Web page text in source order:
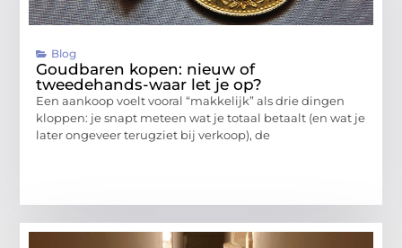
Blog
Goudbaren kopen: nieuw of
tweedehands-waar let je op?
Een aankoop voelt vooral “makkelijk” als drie dingen
kloppen: je snapt meteen wat je totaal betaalt (en wat je
later ongeveer terugziet bij verkoop), de